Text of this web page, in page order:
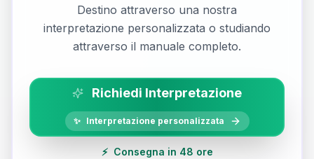
Destino attraverso una nostra
interpretazione personalizzata o studiando
attraverso il manuale completo.
Richiedi Interpretazione
✨ Interpretazione personalizzata
⚡ Consegna in 48 ore